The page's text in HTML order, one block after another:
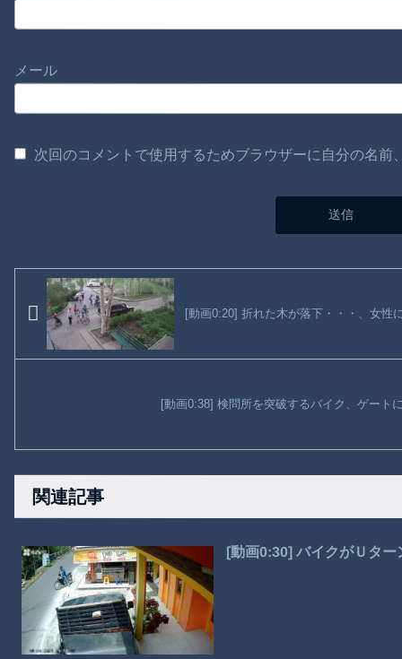
メール
次回のコメントで使用するためブラウザーに自分の名
[動画0:20] 折れた木が落下・・・、女性
[動画0:38] 検問所を突破するバイク、ゲート
関連記事
[動画0:30] バイクがＵタ